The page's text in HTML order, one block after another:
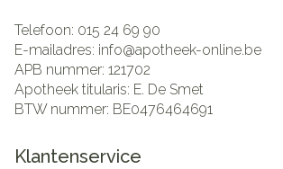
Telefoon: 015 24 69 90
E-mailadres: info@apotheek-online.be
APB nummer: 121702
Apotheek titularis: E. De Smet
BTW nummer: BE0476464691
Klantenservice